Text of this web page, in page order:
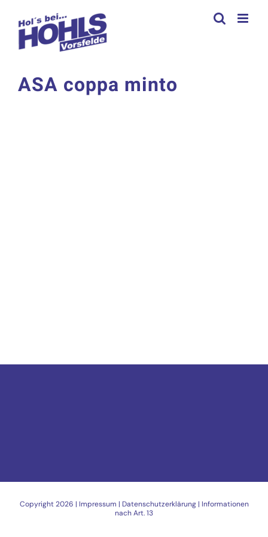
Inhalt
springen
ASA coppa minto
Copyright2026 | Impressum | Datenschutzerklärung| Informationen
nach Art. 13